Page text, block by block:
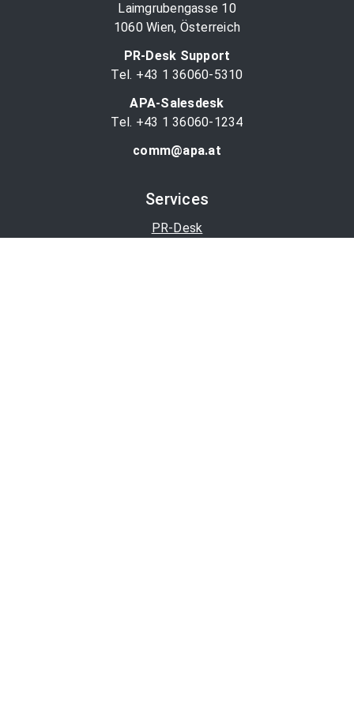
Laimgrubengasse 10
1060 Wien, Österreich
PR-Desk Support
Tel. +43 1 36060-5310
APA-Salesdesk
Tel. +43 1 36060-1234
comm@apa.at
Services
PR-Desk